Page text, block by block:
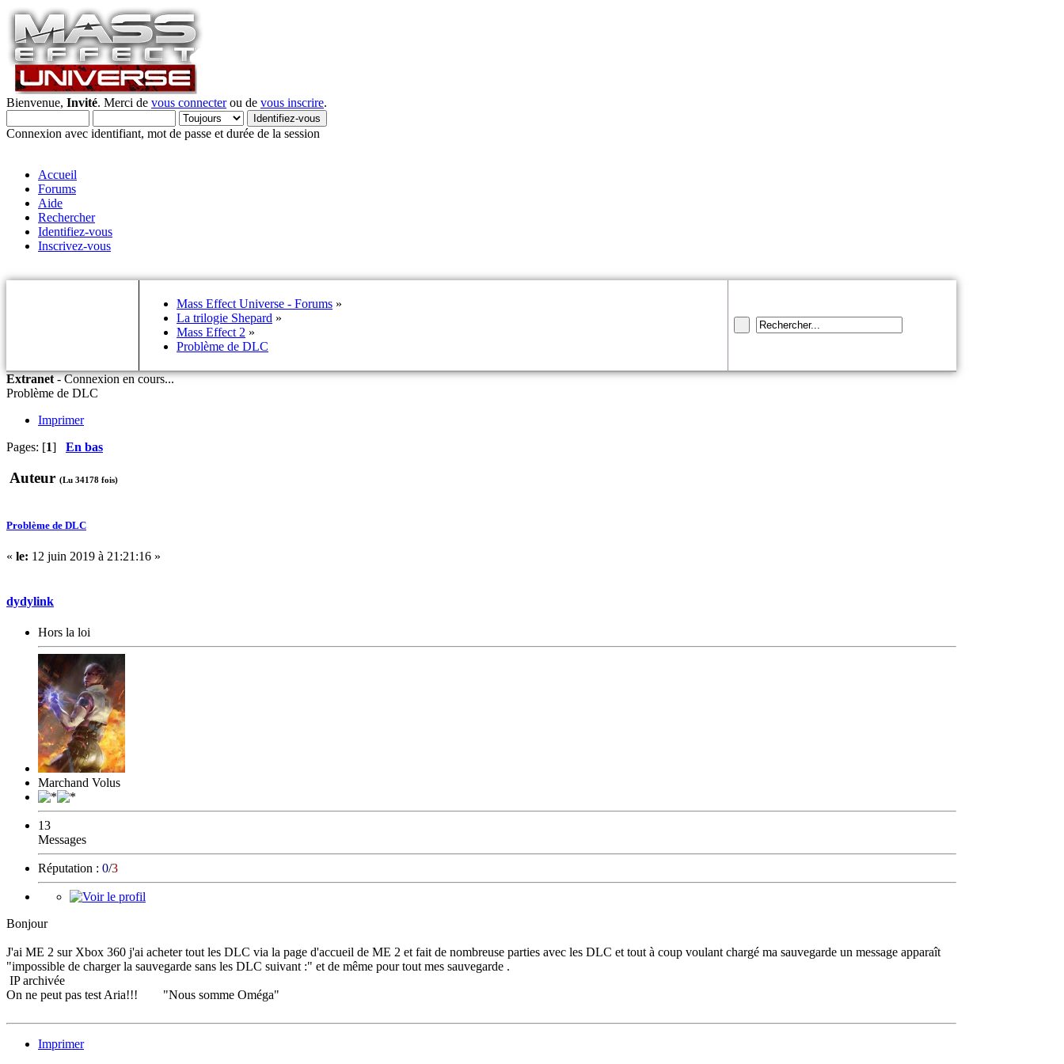
Bienvenue, Invité. Merci de vous connecterou de vous inscrire.
Connexion avec identifiant, mot de passe et durée de la session
Accueil
Forums
Aide
Rechercher
Identifiez-vous
Inscrivez-vous
Mass Effect Universe - Forums »
La trilogie Shepard »
Mass Effect 2 »
Problème de DLC
Extranet-Connexion en cours...
Problème de DLC
Imprimer
Pages: [1] En bas
Auteur (Lu 34178 fois)
Problème de DLC
« le: 12 juin 2019 à 21:21:16 »
dydylink
Hors la loi
Marchand Volus
13
Messages
Réputation : 0/3
Bonjour
J'ai ME 2 sur Xbox 360 j'ai acheter tout les DLC via la page d'accueil de ME 2 et fait de nombreuse parties avec les DLC et tout à coup voulant chargé ma sauvegarde un message apparaît
"impossible de charger la sauvegarde sans les DLC suivant :" et de même pour tout mes sauvegarde .
IP archivée
On ne peut pas test Aria!!! "Nous somme Oméga"
Imprimer